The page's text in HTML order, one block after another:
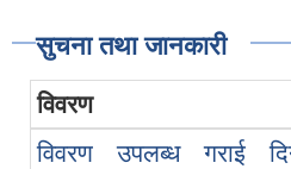
सुचना तथा जानकारी
विवरण
विवरण उपलब्ध गराई